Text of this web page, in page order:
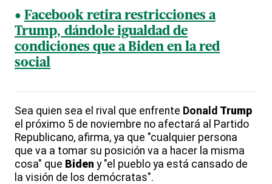
Facebook retira restricciones a
Trump, dándole igualdad de
condiciones que a Biden en la red
social
Sea quien sea el rival que enfrente Donald Trump
el próximo 5 de noviembre no afectará al Partido
Republicano, afirma, ya que "cualquier persona
que va a tomar su posición va a hacer la misma
cosa" que Biden y "el pueblo ya está cansado de
la visión de los demócratas".